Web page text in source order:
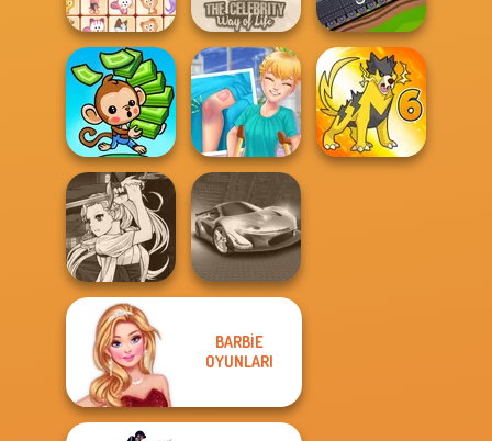
Dream Pet Link
The Celebrity Way
Of Life
Tanks 2D: Tank
Wars
Mini Monkey Mart
Knee Case
Simulator
Manga Creator
Vampire Hunter
P...
BARBIE
OYUNLARI